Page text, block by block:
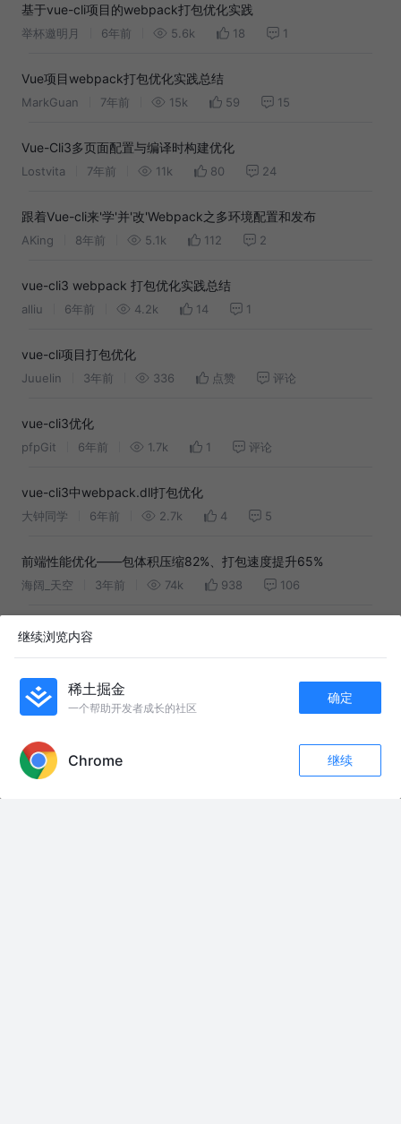
42
基于vue-cli项目的webpack打包优化实践
举杯邀明月 6年前 5.6k 18 1
Vue项目webpack打包优化实践总结
MarkGuan 7年前 15k 59 15
Vue-Cli3多页面配置与编译时构建优化
Lostvita 7年前 11k 80 24
跟着Vue-cli来'学'并'改'Webpack之多环境配置和发布
AKing 8年前 5.1k 112 2
vue-cli3 webpack 打包优化实践总结
alliu 6年前 4.2k 14 1
vue-cli项目打包优化
Juuelin 3年前 336 点赞 评论
vue-cli3优化
pfpGit 6年前 1.7k 1 评论
vue-cli3中webpack.dll打包优化
大钟同学 6年前 2.7k 4 5
前端性能优化——包体积压缩82%、打包速度提升65%
海阔_天空 3年前 74k 938 106
打包优化
VUE CLI 项目打包优化
前端性能优化-webpack
继续浏览内容
稀土掘金
一个帮助开发者成长的社区
确定
Chrome 继续